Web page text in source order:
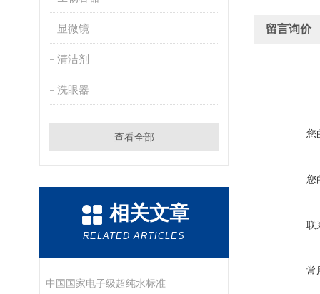
显微镜
清洁剂
洗眼器
查看全部
相关文章
RELATED ARTICLES
中国国家电子级超纯水标准
留言询价
您
您
联
常